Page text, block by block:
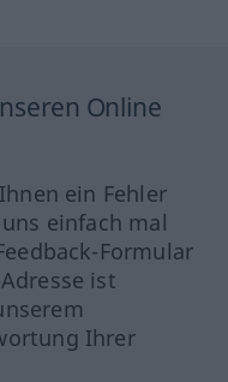
Online
ein Fehler
einfach mal
Formular
ist
Ihrer